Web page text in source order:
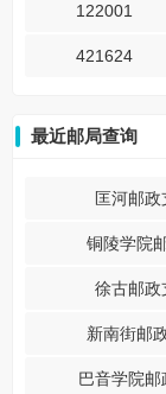
122001
421624
最近邮局查询
匡河邮政
铜陵学院
徐古邮政
新南街邮
巴音学院邮